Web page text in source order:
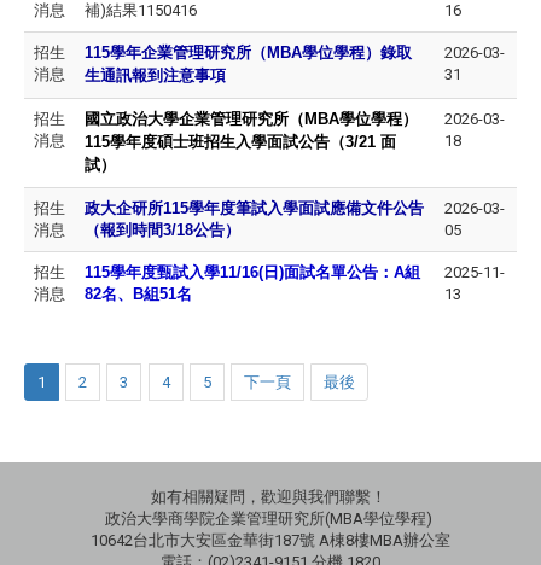
消息
補)結果1150416
16
招生
消息
115學年企業管理研究所（MBA學位學程）錄取
生通訊報到注意事項
2026-03-
31
招生
消息
國立政治大學企業管理研究所（MBA學位學程）
115學年度碩士班招生入學面試公告 （3/21 面
試）
2026-03-
18
招生
消息
政大企研所115學年度筆試入學面試應備文件公告
（報到時間3/18公告）
2026-03-
05
招生
消息
115學年度甄試入學11/16(日)面試名單公告：A組
82名、B組51名
2025-11-
13
1 2 3 4 5 下一頁 最後
如有相關疑問，歡迎與我們聯繫！
政治大學商學院企業管理研究所(MBA學位學程)
10642台北市大安區金華街187號 A棟8樓MBA辦公室